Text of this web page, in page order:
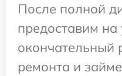
После полной
предоставим
окончательный
ремонта и